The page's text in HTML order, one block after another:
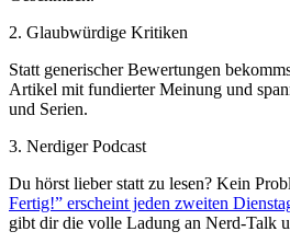
2. Glaubwürdige Kritiken
Statt generischer Bewertungen
Artikel mit fundierter Meinung und
und Serien.
3. Nerdiger Podcast
Du hörst lieber statt zu lesen? Kein
Fertig!” erscheint jeden zweiten
gibt dir die volle Ladung an Nerd-Talk